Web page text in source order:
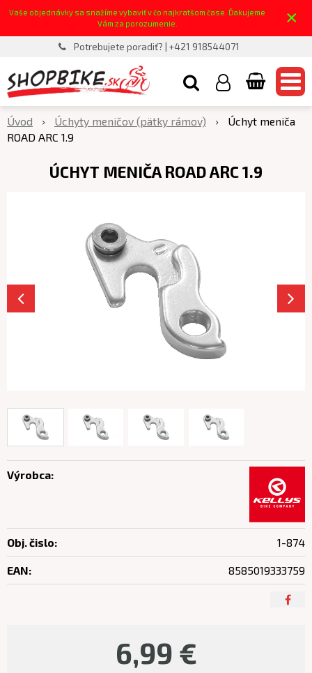
Vaše objednávky sa snažíme vybaviť v čo najkratšom čase. Ďakujeme
Vám za porozumenie.
×
Potrebujete poradiť? | +421 918544071
Úvod Úchyty meničov (pätky rámov)
Úchyt meniča
ROAD ARC 1.9
ÚCHYT MENIČA ROAD ARC 1.9
6,99 €
Výrobca:
Obj. čislo: 1-874
EAN: 8585019333759